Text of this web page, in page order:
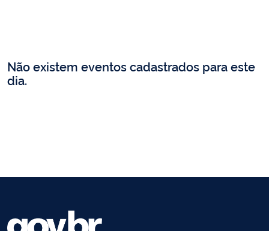
Não existem eventos cadastrados para este
dia.